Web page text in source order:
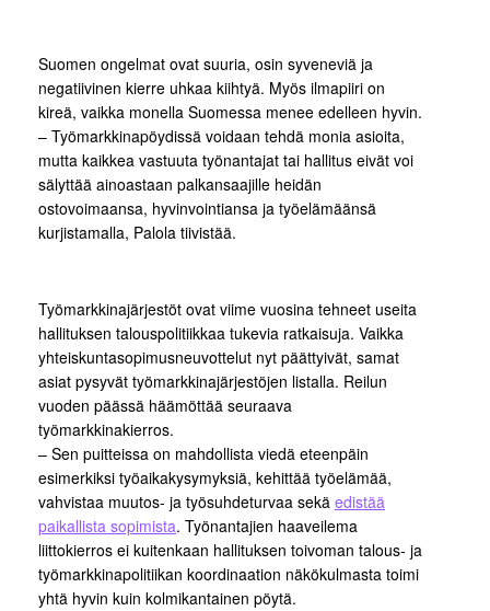
Suomen ongelmat ovat suuria, osin syveneviä ja
negatiivinen kierre uhkaa kiihtyä. Myös ilmapiiri on
kireä, vaikka monella Suomessa menee edelleen hyvin.
– Työmarkkinapöydissä voidaan tehdä monia asioita,
mutta kaikkea vastuuta työnantajat tai hallitus eivät voi
sälyttää ainoastaan palkansaajille heidän
ostovoimaansa, hyvinvointiansa ja työelämäänsä
kurjistamalla, Palola tiivistää.
Työmarkkinajärjestöt ovat viime vuosina tehneet useita
hallituksen talouspolitiikkaa tukevia ratkaisuja. Vaikka
yhteiskuntasopimusneuvottelut nyt päättyivät, samat
asiat pysyvät työmarkkinajärjestöjen listalla. Reilun
vuoden päässä häämöttää seuraava
työmarkkinakierros.
– Sen puitteissa on mahdollista viedä eteenpäin
esimerkiksi työaikakysymyksiä, kehittää työelämää,
vahvistaa muutos- ja työsuhdeturvaa sekä edistää
paikallista sopimista. Työnantajien haaveilema
liittokierros ei kuitenkaan hallituksen toivoman talous- ja
työmarkkinapolitiikan koordinaation näkökulmasta toimi
yhtä hyvin kuin kolmikantainen pöytä.